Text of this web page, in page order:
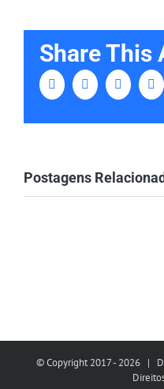
Share This
FacebookTwitter Linkedin
Postagens
© Copyright 2017 - 2026 |